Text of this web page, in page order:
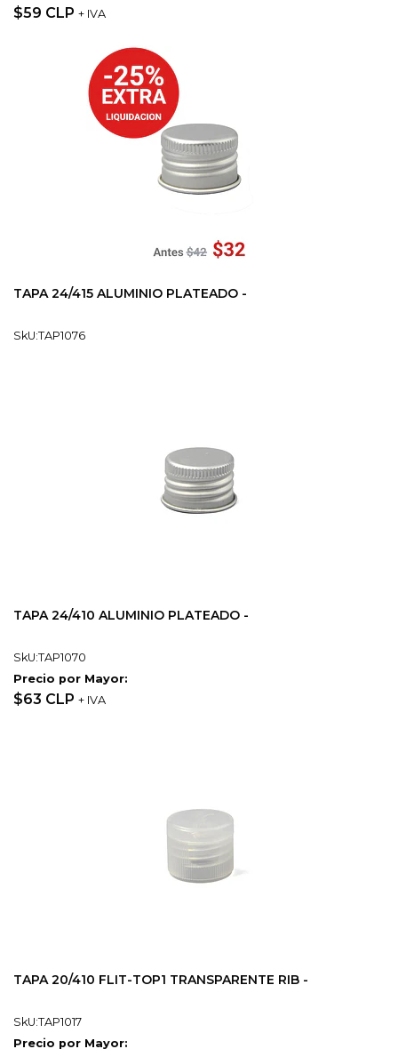
$59 CLP + IVA
TAPA 24/415 ALUMINIO PLATEADO -
SkU:TAP1076
TAPA 24/410 ALUMINIO PLATEADO -
SkU:TAP1070
Precio por Mayor:
$63 CLP + IVA
TAPA 20/410 FLIT-TOP1 TRANSPARENTE RIB -
SkU:TAP1017
Precio por Mayor: